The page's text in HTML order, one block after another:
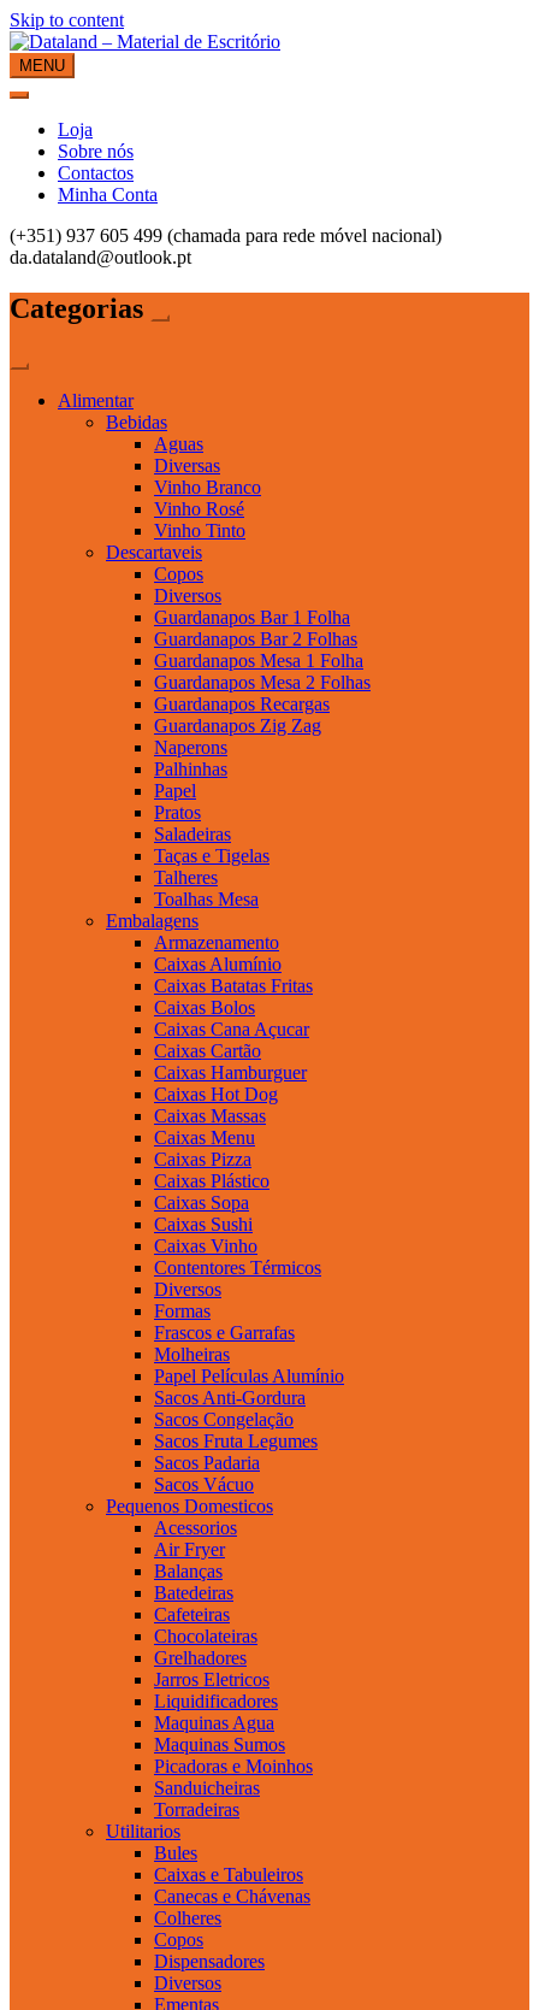
Skip to content
Dataland – Material de Escritório
Material de Escritório
MENU
Loja
Sobre nós
Contactos
Minha Conta
(+351) 937 605 499 (chamada para rede móvel nacional)
da.dataland@outlook.pt
Categorias
Alimentar
Bebidas
Aguas
Diversas
Vinho Branco
Vinho Rosé
Vinho Tinto
Descartaveis
Copos
Diversos
Guardanapos Bar 1 Folha
Guardanapos Bar 2 Folhas
Guardanapos Mesa 1 Folha
Guardanapos Mesa 2 Folhas
Guardanapos Recargas
Guardanapos Zig Zag
Naperons
Palhinhas
Papel
Pratos
Saladeiras
Taças e Tigelas
Talheres
Toalhas Mesa
Embalagens
Armazenamento
Caixas Alumínio
Caixas Batatas Fritas
Caixas Bolos
Caixas Cana Açucar
Caixas Cartão
Caixas Hamburguer
Caixas Hot Dog
Caixas Massas
Caixas Menu
Caixas Pizza
Caixas Plástico
Caixas Sopa
Caixas Sushi
Caixas Vinho
Contentores Térmicos
Diversos
Formas
Frascos e Garrafas
Molheiras
Papel Películas Alumínio
Sacos Anti-Gordura
Sacos Congelação
Sacos Fruta Legumes
Sacos Padaria
Sacos Vácuo
Pequenos Domesticos
Acessorios
Air Fryer
Balanças
Batedeiras
Cafeteiras
Chocolateiras
Grelhadores
Jarros Eletricos
Liquidificadores
Maquinas Agua
Maquinas Sumos
Picadoras e Moinhos
Sanduicheiras
Torradeiras
Utilitarios
Bules
Caixas e Tabuleiros
Canecas e Chávenas
Colheres
Copos
Dispensadores
Diversos
Ementas